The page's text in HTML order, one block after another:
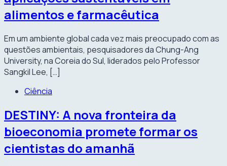
alimentos e farmacêutica
Em um ambiente global cada vez mais preocupado com as
questões ambientais, pesquisadores da Chung-Ang
University, na Coreia do Sul, liderados pelo Professor
Sangkil Lee, […]
Ciência
DESTINY: A nova fronteira da
bioeconomia promete formar os
cientistas do amanhã